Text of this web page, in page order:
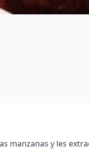
manzanas y les